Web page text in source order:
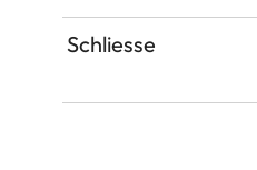
Schliesse